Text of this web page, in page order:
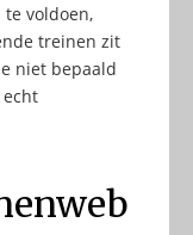
te voldoen,
treinen zit
niet bepaald